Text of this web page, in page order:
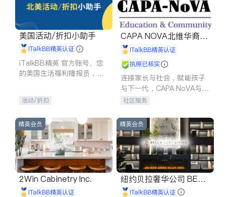
美国活动/折扣小助手
iTalkBB精英认证
iTalkBB精英 官方账号。您
的美国生活福利播报员，精
专属福利。
活动/折扣
CAPA NOVA北维华裔家
长会iTalkBB精英认证
执照已核实
连接家长与社会，赋能孩子
与下一代，CAPA NoVA与您
携手建设包容、公平、充满
社区服务
精英会员
2Win Cabinetry Inc.
iTalkBB精英认证
精英会员
纽约贝拉奢华公司 BELL
A LUXE
iTalkBB精英认证